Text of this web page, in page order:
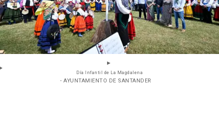
Día Infantil de La Magdalena
- AYUNTAMIENTO DE SANTANDER